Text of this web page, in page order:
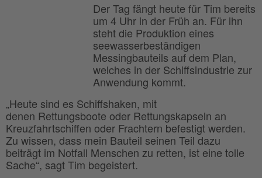
Der Tag fängt heute für Tim bereits
um 4 Uhr in der Früh an. Für ihn
steht die Produktion eines
seewasserbeständigen
Messingbauteils auf dem Plan,
welches in der Schiffsindustrie zur
Anwendung kommt.
„Heute sind es Schiffshaken, mit
denen Rettungsboote oder Rettungskapseln an
Kreuzfahrtschiffen oder Frachtern befestigt werden.
Zu wissen, dass mein Bauteil seinen Teil dazu
beiträgt im Notfall Menschen zu retten, ist eine tolle
Sache“, sagt Tim begeistert.